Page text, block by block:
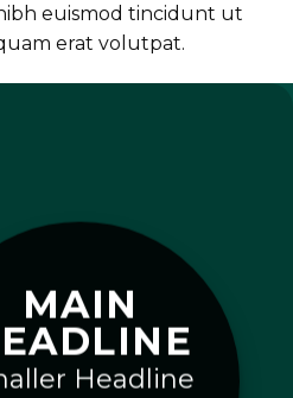
euismod tincidunt ut
erat volutpat.
MAIN
Headline